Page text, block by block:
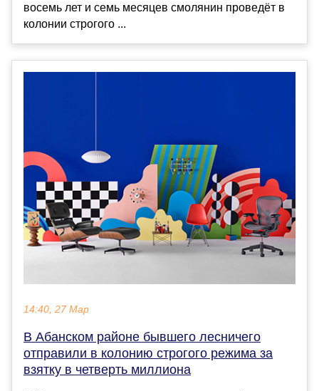
восемь лет и семь месяцев смолянин проведёт в
колонии строгого ...
14:40, 27 Мар
В Абанском районе бывшего лесничего
отправили в колонию строгого режима за
взятку в четверть миллиона